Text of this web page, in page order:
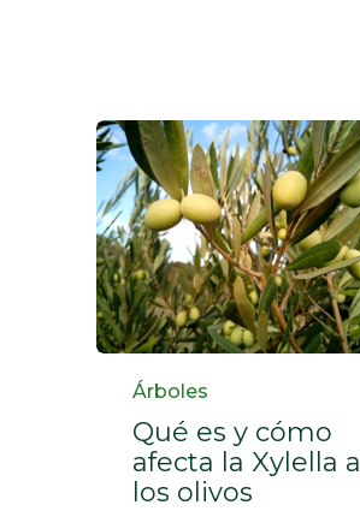
Category
Árboles
Qué es y cómo
afecta la Xylella a
los olivos